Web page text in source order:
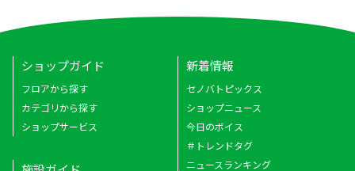
ショップガイド
フロアから探す
カテゴリから探す
ショップサービス
新着情報
セノバトピックス
ショップニュース
今日のボイス
＃トレンドタグ
ニュースランキング